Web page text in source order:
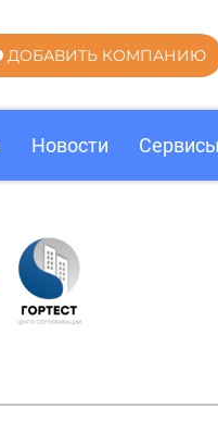
ДОБАВИТЬ КОМПАНИЮ
Новости Сервисы